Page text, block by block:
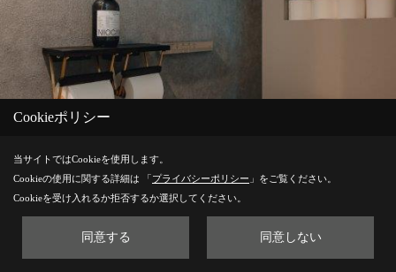
Cookieポリシー
当サイトではCookieを使用します。
Cookieの使用に関する詳細は 「プライバシーポリシー 」をご覧ください。
Cookieを受け入れるか拒否するか選択してください。
同意する 同意しない